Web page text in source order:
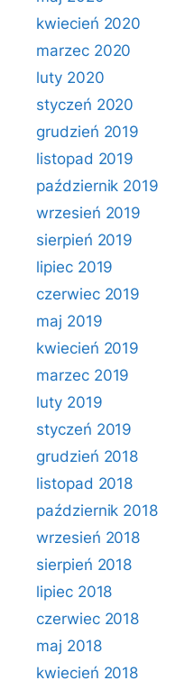
kwiecień 2020
marzec 2020
luty 2020
styczeń 2020
grudzień 2019
listopad 2019
październik 2019
wrzesień 2019
sierpień 2019
lipiec 2019
czerwiec 2019
maj 2019
kwiecień 2019
marzec 2019
luty 2019
styczeń 2019
grudzień 2018
listopad 2018
październik 2018
wrzesień 2018
sierpień 2018
lipiec 2018
czerwiec 2018
maj 2018
kwiecień 2018